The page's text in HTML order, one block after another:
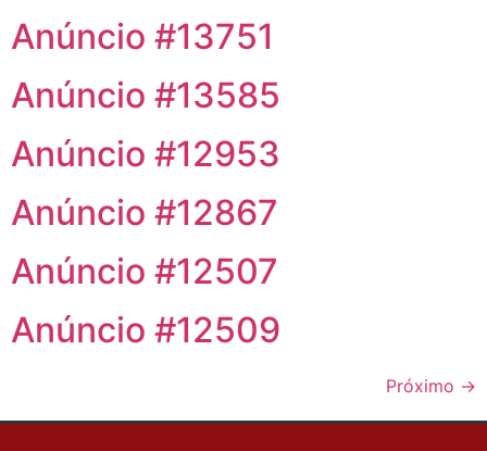
Anúncio #13751
Anúncio #13585
Anúncio #12953
Anúncio #12867
Anúncio #12507
Anúncio #12509
Próximo →